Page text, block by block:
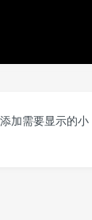
加需要显示的小